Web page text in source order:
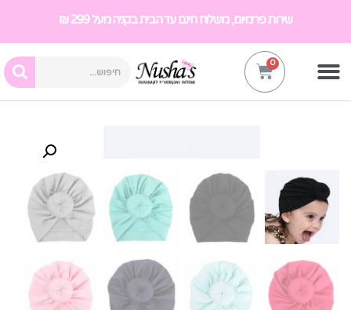
שירות פרימיום, משלוח חינם עד הבית בקניה מעל 299 ₪